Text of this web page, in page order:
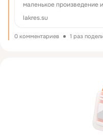
маленькое произведение
для Вас с учетом всех...
lakres.su
0 комментариев 1 раз